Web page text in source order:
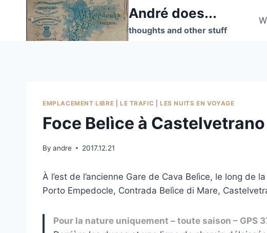
André does...
thoughts and other stuff
EMPLACEMENT LIBRE LE TRAFIC |LES NUITS EN VOYAGE
Foce Belìce à Castelvetrano
By andre 2017.12.21
À l’est de l’ancienne Gare de Cava Belìce, le long de
Porto Empedocle, Contrada Belìce di Mare,
Pour la nature uniquement – toute saison – GPS